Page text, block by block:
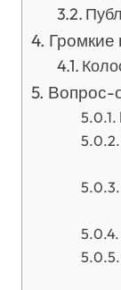
Громкие
Вопрос-